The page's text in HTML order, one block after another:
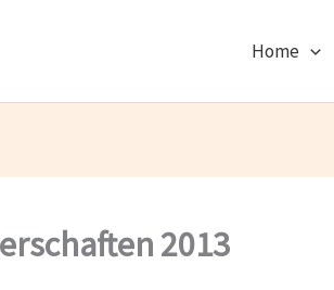
Home
2013